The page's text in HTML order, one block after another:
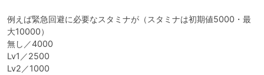
例えば緊急回避に必要なスタミナが（スタミナは初期値5000・最
大10000）
無し／4000
Lv1／2500
Lv2／1000